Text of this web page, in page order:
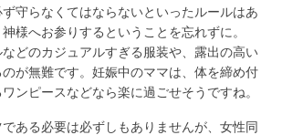
守らなくてはならないといったルールはあ
様へお参りするということを忘れずに。
どのカジュアルすぎる服装や、露出の高い
が無難です。妊娠中のママは、体を締め付
ンピースなどなら楽に過ごせそうですね。
ある必要は必ずしもありませんが、女性同